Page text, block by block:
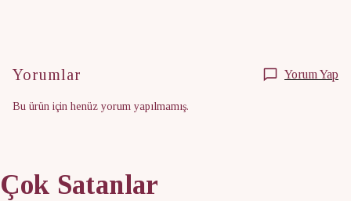
Yorumlar Yorum Yap
Bu ürün için henüz yorum yapılmamış.
Çok Satanlar